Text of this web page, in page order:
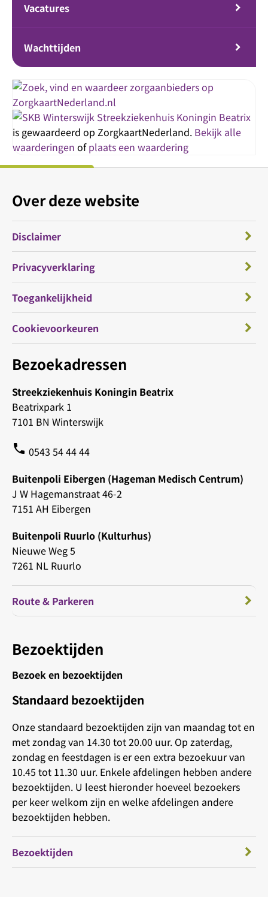
Vacatures
Wachttijden
Streekziekenhuis Koningin Beatrix
is gewaardeerd op ZorgkaartNederland. Bekijk alle
waarderingen ofplaats een waardering
Bezoekadressen
Streekziekenhuis Koningin Beatrix
Beatrixpark 1
7101 BN Winterswijk
phone 0543 54 44 44
Buitenpoli Eibergen (Hageman Medisch Centrum)
J W Hagemanstraat 46-2
7151 AH Eibergen
Buitenpoli Ruurlo (Kulturhus)
Nieuwe Weg 5
7261 NL Ruurlo
Route & Parkeren
Bezoektijden
Bezoek en bezoektijden
Standaard bezoektijden
Onze standaard bezoektijden zijn van maandag tot en
met zondag van 14.30 tot 20.00 uur. Op zaterdag,
zondag en feestdagen is er een extra bezoekuur van
10.45 tot 11.30 uur. Enkele afdelingen hebben andere
bezoektijden. U leest hieronder hoeveel bezoekers
per keer welkom zijn en welke afdelingen andere
bezoektijden hebben.
Bezoektijden
Over deze website
Disclaimer
Privacyverklaring
Toegankelijkheid
Cookievoorkeuren